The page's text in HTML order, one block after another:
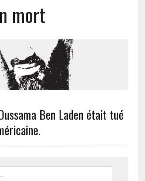
mort
Ben Laden était tué